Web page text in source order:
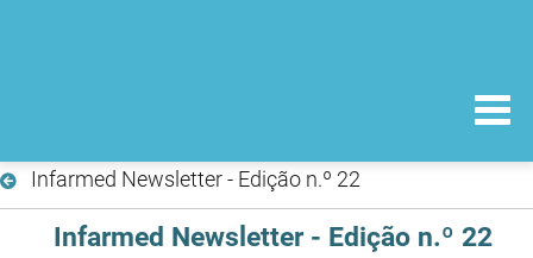
Infarmed Newsletter - Edição n.º 22
Infarmed Newsletter - Edição n.º 22